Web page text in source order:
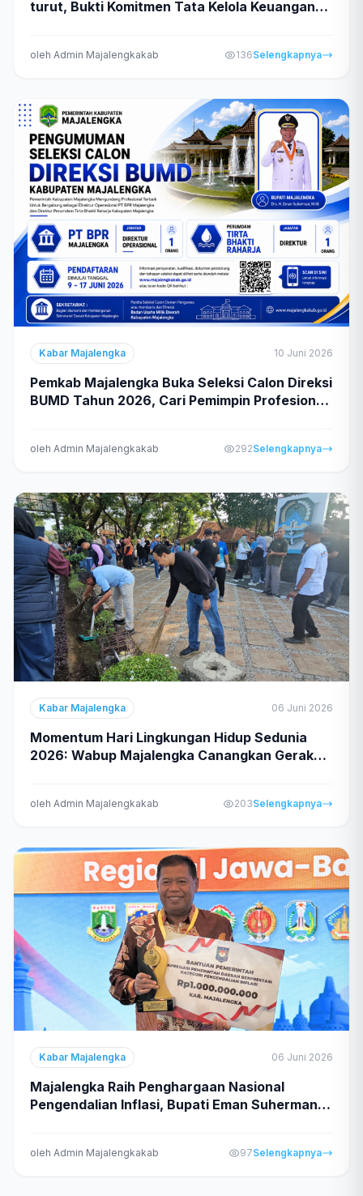
turut, Bukti Komitmen Tata Kelola Keuangan
oleh Admin Majalengkakab 136Selengkapnya
Kabar Majalengka 10 Juni 2026
Pemkab Majalengka Buka Seleksi Calon Direksi
BUMD Tahun 2026, Cari Pemimpin Profesional
oleh Admin Majalengkakab 292Selengkapnya
Kabar Majalengka 06 Juni 2026
Momentum Hari Lingkungan Hidup Sedunia
2026: Wabup Majalengka Canangkan Gerakan
oleh Admin Majalengkakab 203Selengkapnya
Kabar Majalengka 06 Juni 2026
Majalengka Raih Penghargaan Nasional
Pengendalian Inflasi, Bupati Eman Suherman,
oleh Admin Majalengkakab 97Selengkapnya